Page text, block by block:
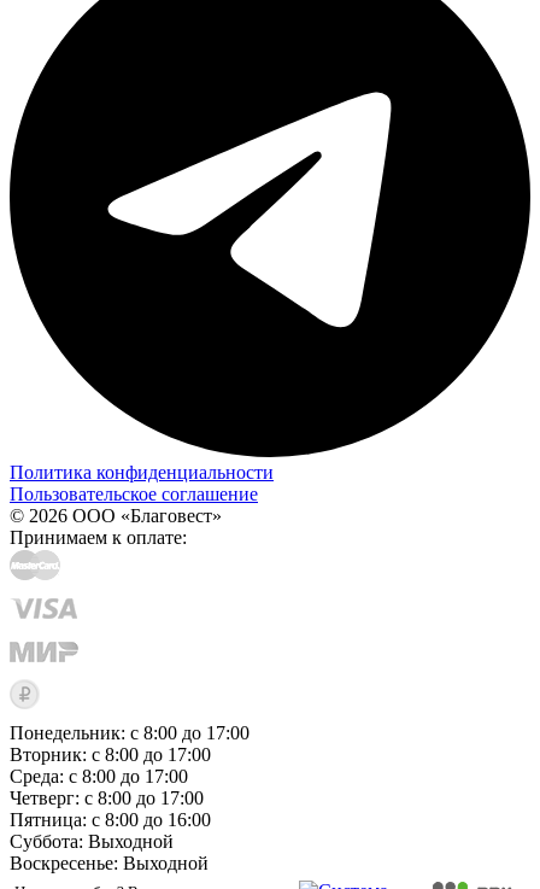
Политика конфиденциальности
Пользовательское соглашение
© 2026 ООО «Благовест»
Принимаем к оплате:
Понедельник: с 8:00 до 17:00
Вторник: с 8:00 до 17:00
Среда: с 8:00 до 17:00
Четверг: с 8:00 до 17:00
Пятница: с 8:00 до 16:00
Суббота: Выходной
Воскресенье: Выходной